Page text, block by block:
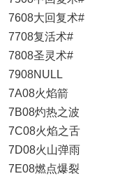
7608大回复术#
7708复活术#
7808圣灵术#
7908NULL
7A08火焰箭
7B08灼热之波
7C08火焰之舌
7D08火山弹雨
7E08燃点爆裂